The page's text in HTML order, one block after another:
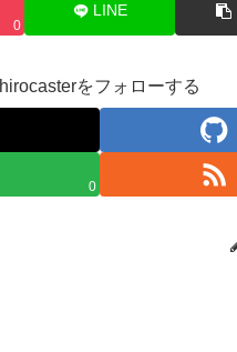
0
LINE
hirocasterをフォローする
0